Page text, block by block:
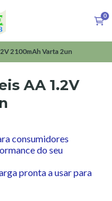
0
2100mAh Varta 2un
AA 1.2V
consumidores
do seu
pronta a usar para